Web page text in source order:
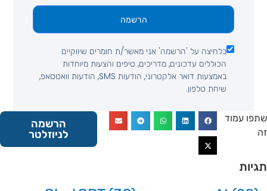
בלחיצה על 'הרשמה' אני מאשר/ת חומרים שיווקיים
הכוללים עדכונים, מדריכים, טיפים והצעות מיוחדות
באמצעות דואר אלקטרוני, הודעות SMS, הודעות וואטסאפ,
שיחת טלפון.
הרשמה
עמוד
הרשמה
לניוזלטר